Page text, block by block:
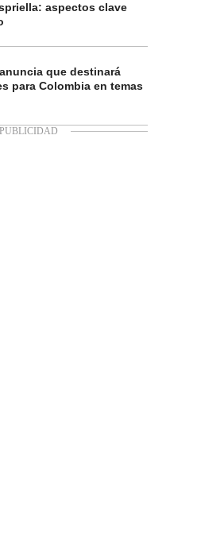
aspectos clave
que destinará
para Colombia en temas